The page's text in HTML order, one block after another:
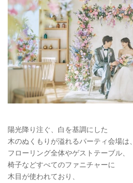
陽光降り注ぐ、白を基調にした
木のぬくもりが溢れるパーティ会場は、
フローリング全体やゲストテーブル、
椅子などすべてのファニチャーに
木目が使われており、